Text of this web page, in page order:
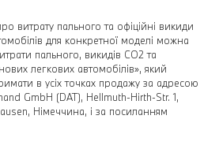
витрату пального та офіційні викиди
для конкретної моделі можна
пального, викидів CO2 та
легкових автомобілів», який
в усіх точках продажу за адресою
GmbH (DAT), Hellmuth-Hirth-Str. 1,
Німеччина, і за посиланням